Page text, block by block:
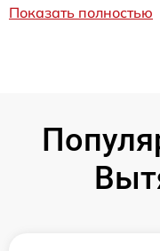
Показать полностью